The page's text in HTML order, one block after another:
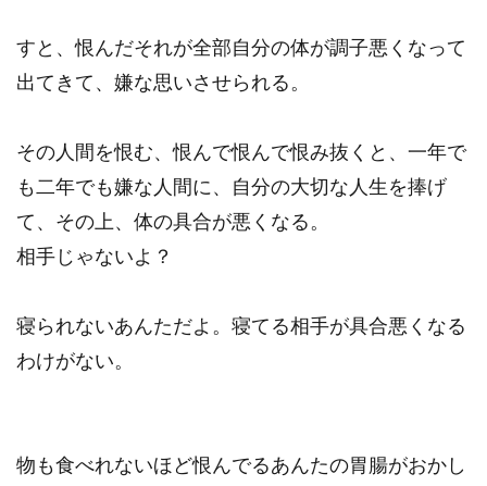
すと、恨んだそれが全部自分の体が調子悪くなって
出てきて、嫌な思いさせられる。
その人間を恨む、恨んで恨んで恨み抜くと、一年で
も二年でも嫌な人間に、自分の大切な人生を捧げ
て、その上、体の具合が悪くなる。
相手じゃないよ？
寝られないあんただよ。寝てる相手が具合悪くなる
わけがない。
物も食べれないほど恨んでるあんたの胃腸がおかし